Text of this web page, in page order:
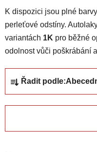
K dispozici jsou plné
perleťové odstíny.
variantách 1K pro běžné
odolnost vůči poškrábání
Řadit podle: